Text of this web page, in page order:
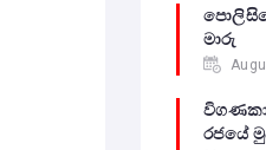
මාරු
රජයේ